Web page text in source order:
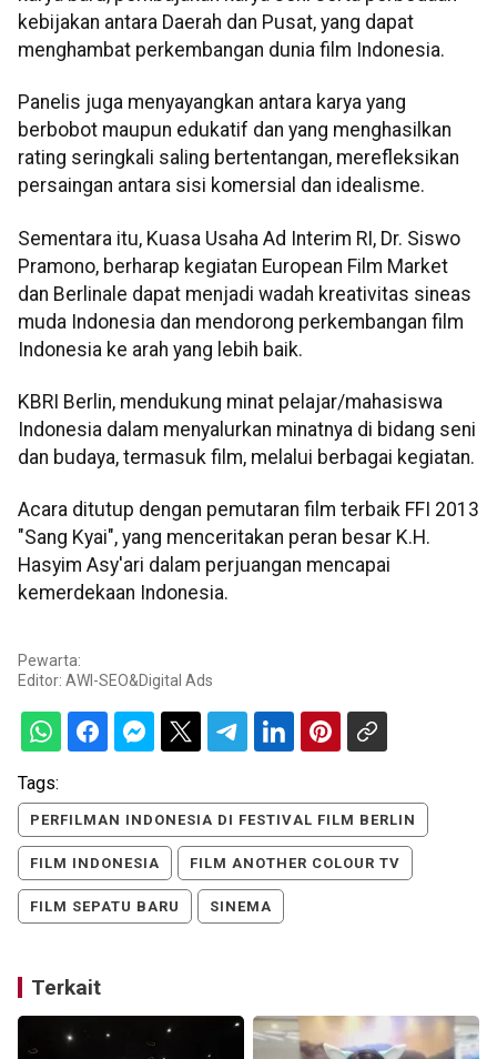
kebijakan antara Daerah dan Pusat, yang dapat
menghambat perkembangan dunia film Indonesia.
Panelis juga menyayangkan antara karya yang
berbobot maupun edukatif dan yang menghasilkan
rating seringkali saling bertentangan, merefleksikan
persaingan antara sisi komersial dan idealisme.
Sementara itu, Kuasa Usaha Ad Interim RI, Dr. Siswo
Pramono, berharap kegiatan European Film Market
dan Berlinale dapat menjadi wadah kreativitas sineas
muda Indonesia dan mendorong perkembangan film
Indonesia ke arah yang lebih baik.
KBRI Berlin, mendukung minat pelajar/mahasiswa
Indonesia dalam menyalurkan minatnya di bidang seni
dan budaya, termasuk film, melalui berbagai kegiatan.
Acara ditutup dengan pemutaran film terbaik FFI 2013
"Sang Kyai", yang menceritakan peran besar K.H.
Hasyim Asy'ari dalam perjuangan mencapai
kemerdekaan Indonesia.
Pewarta:
Editor: AWI-SEO&Digital Ads
Tags:
PERFILMAN INDONESIA DI FESTIVAL FILM BERLIN
FILM INDONESIA FILM ANOTHER COLOUR TV
FILM SEPATU BARU SINEMA
Terkait